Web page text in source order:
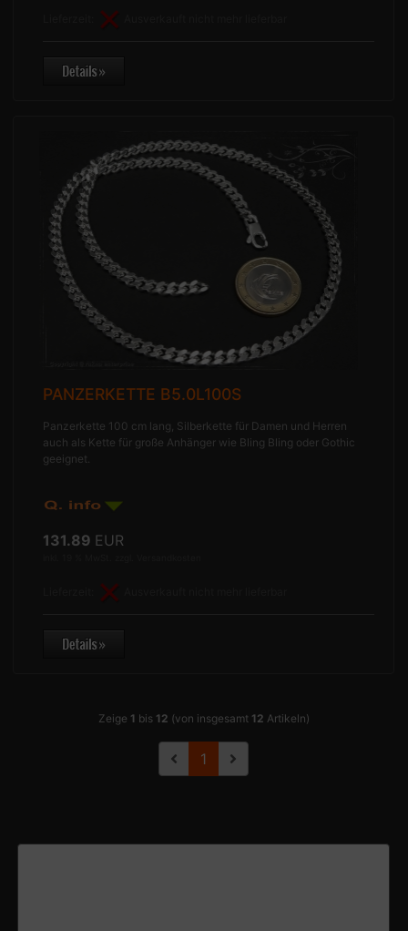
PANZERKETTE B5.0L100S
Panzerkette 100 cm lang, Silberkette für Damen und Herren
auch als Kette für große Anhänger wie Bling Bling oder Gothic
geeignet.
131.89 EUR
Zeige 1 bis 12 (von insgesamt 12 Artikeln)
1